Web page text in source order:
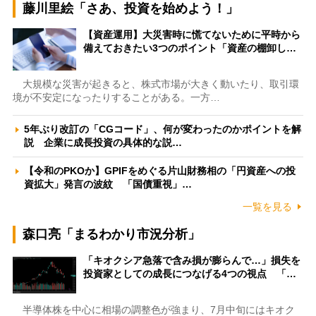
藤川里絵「さあ、投資を始めよう！」
【資産運用】大災害時に慌てないために平時から
備えておきたい3つのポイント「資産の棚卸し…
大規模な災害が起きると、株式市場が大きく動いたり、取引環
境が不安定になったりすることがある。一方…
5年ぶり改訂の「CGコード」、何が変わったのかポイントを解
説 企業に成長投資の具体的な説…
【令和のPKOか】GPIFをめぐる片山財務相の「円資産への投
資拡大」発言の波紋 「国債重視」…
一覧を見る
森口亮「まるわかり市況分析」
「キオクシア急落で含み損が膨らんで…」損失を
投資家としての成長につなげる4つの視点 「…
半導体株を中心に相場の調整色が強まり、7月中旬にはキオク